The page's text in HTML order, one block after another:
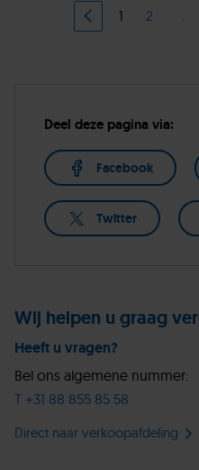
1 2 .
Deel deze pagina via:
Facebook
Twitter
Wij helpen u graag
Heeft u vragen?
Bel ons algemene nummer:
T +31 88 855 85 58
Direct naar verkoopafdeling